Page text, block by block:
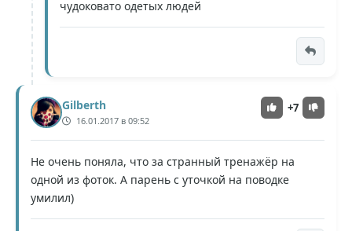
чудоковато одетых людей
Gilberth
16.01.2017 в 09:52
+7
Не очень поняла, что за странный тренажёр на
одной из фоток. А парень с уточкой на поводке
умилил)